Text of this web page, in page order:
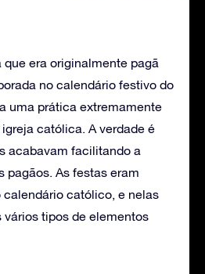
que era originalmente pagã
no calendário festivo do
uma prática extremamente
católica. A verdade é
acabavam facilitando a
pagãos. As festas eram
católico, e nelas
tipos de elementos